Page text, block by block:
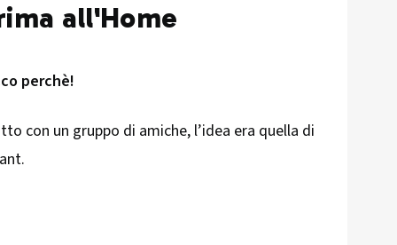
all'Home
perchè!
con un gruppo di amiche, l’idea era quella di